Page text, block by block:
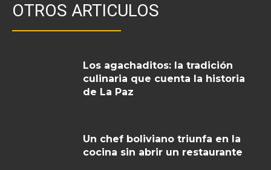
OTROS ARTICULOS
Los agachaditos: la tradición
culinaria que cuenta la historia
de La Paz
Un chef boliviano triunfa en la
cocina sin abrir un restaurante